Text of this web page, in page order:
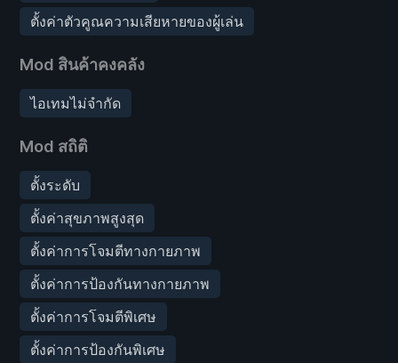
ตั้งค่าตัวคูณความเสียหายของผู้เล่น
Mod สินค้าคงคลัง
ไอเทมไม่จำกัด
Mod สถิติ
ตั้งระดับ
ตั้งค่าสุขภาพสูงสุด
ตั้งค่าการโจมตีทางกายภาพ
ตั้งค่าการป้องกันทางกายภาพ
ตั้งค่าการโจมตีพิเศษ
ตั้งค่าการป้องกันพิเศษ